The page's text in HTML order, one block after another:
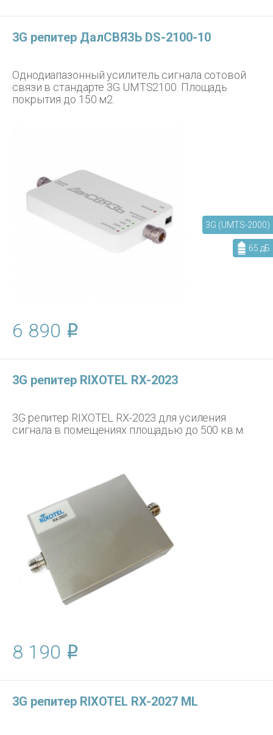
3G репитер ДалСВЯЗЬ DS-2100-10
Однодиапазонный усилитель сигнала сотовой
связи в стандарте 3G UMTS2100. Площадь
покрытия до 150 м2.
3G (UMTS-2000)
65 дБ
6 890
3G репитер RIXOTEL RX-2023
3G репитер RIXOTEL RX-2023 для усиления
сигнала в помещениях площадью до 500 кв.м.
8 190
3G репитер RIXOTEL RX-2027 ML